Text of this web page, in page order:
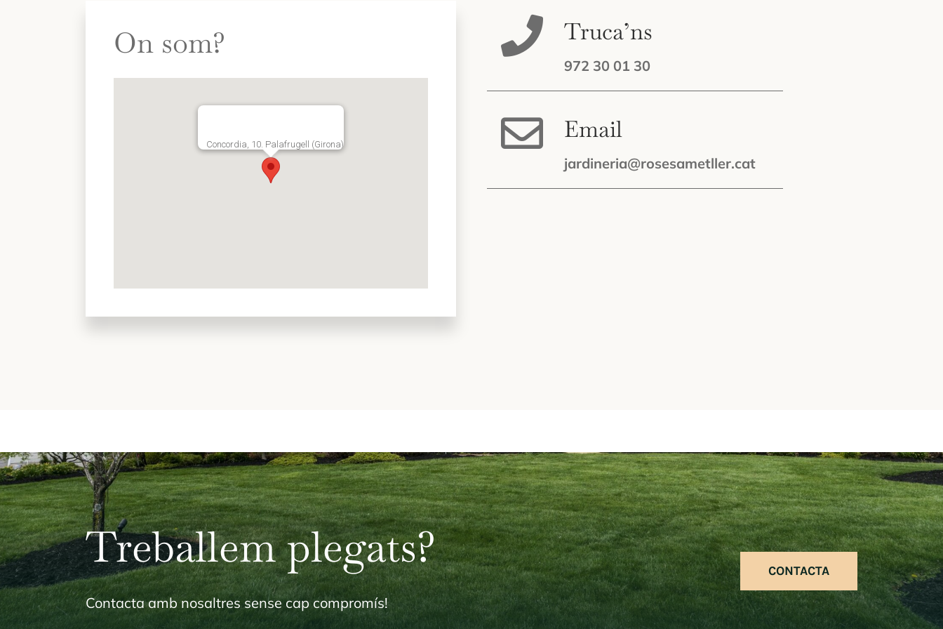
On som?
Concordia, 10. Palafrugell (Girona)
Truca’ns
972 30 01 30
Email
jardineria@rosesametller.cat
Treballem plegats?
Contacta amb nosaltres sense cap compromís!
CONTACTA